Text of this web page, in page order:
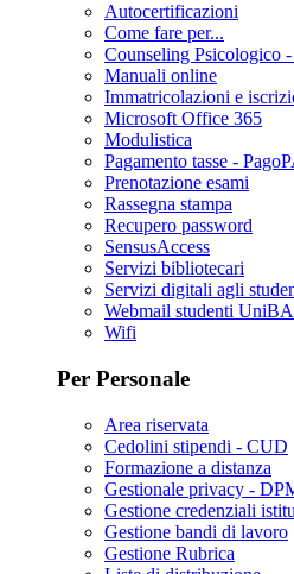
Autocertificazioni
Come fare per...
Counseling Psicologico
Manuali online
Immatricolazioni e
Microsoft Office 365
Modulistica
Pagamento tasse -
Prenotazione esami
Rassegna stampa
Recupero password
SensusAccess
Servizi bibliotecari
Servizi digitali agli
Webmail studenti UniBA
Wifi
Per Personale
Area riservata
Cedolini stipendi - CUD
Formazione a distanza
Gestionale privacy -
Gestione credenziali
Gestione bandi di lavoro
Gestione Rubrica